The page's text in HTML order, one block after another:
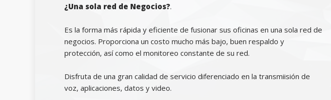
¿Una sola red de Negocios?.
Es la forma más rápida y eficiente de fusionar sus oficinas en una sola red de
negocios. Proporciona un costo mucho más bajo, buen respaldo y
protección, así como el monitoreo constante de su red.
Disfruta de una gran calidad de servicio diferenciado en la transmiisión de
voz, aplicaciones, datos y video.